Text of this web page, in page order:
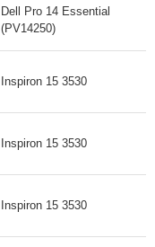
Dell Pro 14 Essential
(PV14250)
Inspiron 15 3530
Inspiron 15 3530
Inspiron 15 3530